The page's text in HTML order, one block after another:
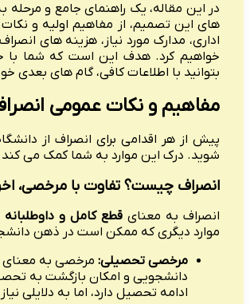
در این مقاله، یک راهنمای جامع و مرحله
های این تصمیم، از مفاهیم اولیه و
اداری، مدارک مورد نیاز، هزینه های
خواهیم کرد. هدف این است که شما با
بتوانید با اطلاعات کافی، گام های بعدی
مفاهیم و نکات عمومی
پیش از هر اقدامی برای انصراف از
شوید. درک این موارد به شما کمک می کند
انصراف چیست؟ تفاوت با مرخصی،
انصراف به معنای قطع کامل و
موارد دیگری که ممکن است در ذهن
مرخصی تحصیلی: مرخصی به
دانشجویی و امکان بازگشت به
ادامه تحصیل دارد، اما به دلایلی